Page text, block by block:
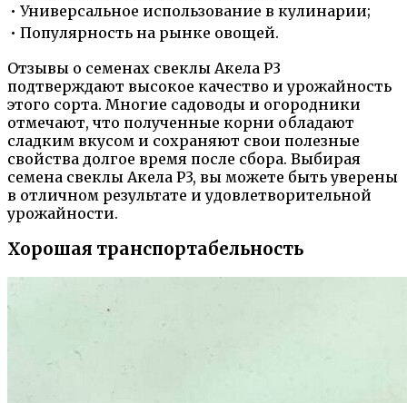
• Универсальное использование в кулинарии;
• Популярность на рынке овощей.
Отзывы о семенах свеклы Акела Р3
подтверждают высокое качество и урожайность
этого сорта. Многие садоводы и огородники
отмечают, что полученные корни обладают
сладким вкусом и сохраняют свои полезные
свойства долгое время после сбора. Выбирая
семена свеклы Акела Р3, вы можете быть уверены
в отличном результате и удовлетворительной
урожайности.
Хорошая транспортабельность